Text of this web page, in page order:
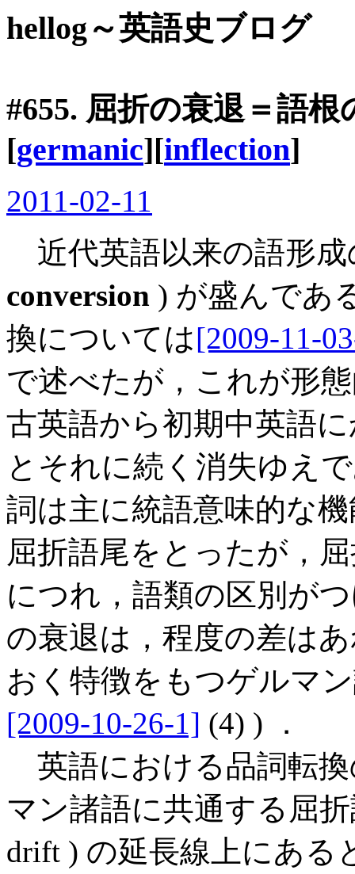
hellog～英語史ブログ
#655. 屈折の衰退＝語根
[germanic][inflection]
2011-02-11
近代英語以来の語形成
conversion ) が盛んであ
換については[2009-11-
で述べたが，これが形
古英語から初期中英語
とそれに続く消失ゆえ
詞は主に統語意味的な
屈折語尾をとったが，
につれ，語類の区別が
の衰退は，程度の差は
おく特徴をもつゲルマ
[2009-10-26-1] (4) ) ．
英語における品詞転
マン諸語に共通する屈
drift ) の延長線上にある